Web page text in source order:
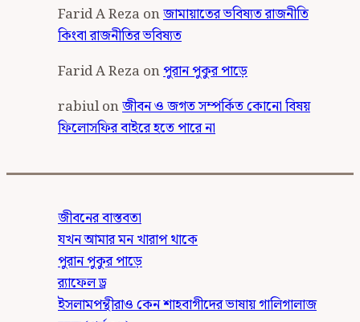
Farid A Reza onজামায়াতের ভবিষ্যত রাজনীতি
কিংবা রাজনীতির ভবিষ্যত
Farid A Reza onপুরান পুকুর পাড়ে
rabiulonজীবন ও জগত সম্পর্কিত কোনো বিষয়
ফিলোসফির বাইরে হতে পারে না
জীবনের বাস্তবতা
যখন আমার মন খারাপ থাকে
পুরান পুকুর পাড়ে
র‍্যাফেল ড্র
ইসলামপন্থীরাও কেন শাহবাগীদের ভাষায় গালিগালাজ